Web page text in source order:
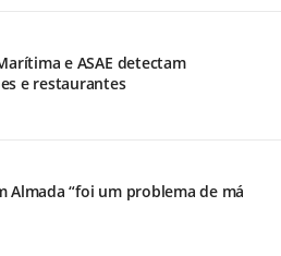
e ASAE detectam
e restaurantes
Almada “foi um problema de má